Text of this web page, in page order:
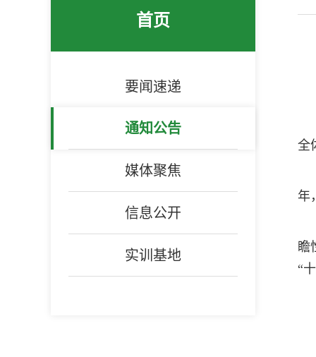
首页
要闻速递
通知公告
媒体聚焦
信息公开
实训基地
全
年
瞻
“